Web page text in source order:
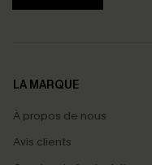
LA MARQUE
À propos de nous
Avis clients